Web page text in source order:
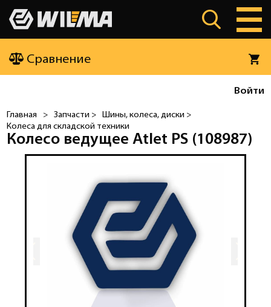
Сравнение
Войти
Главная > Запчасти >
Шины, колеса, диски >
Колеса для складской техники
Колесо ведущее Atlet PS (108987)